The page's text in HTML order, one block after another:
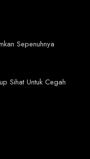
Sepenuhnya
Sihat Untuk Cegah